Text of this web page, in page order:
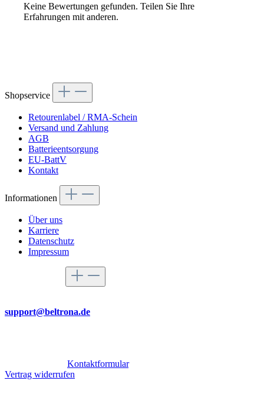
Keine Bewertungen gefunden. Teilen Sie Ihre
Erfahrungen mit anderen.
Shopservice
Retourenlabel / RMA-Schein
Versand und Zahlung
AGB
Batterieentsorgung
EU-BattV
Kontakt
Informationen
Über uns
Karriere
Datenschutz
Impressum
support@beltrona.de
Kontaktformular.
Vertrag widerrufen